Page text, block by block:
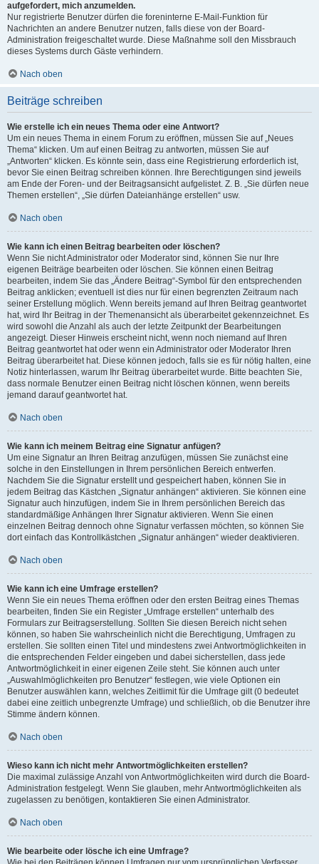
aufgefordert, mich anzumelden.
Nur registrierte Benutzer dürfen die foreninterne E-Mail-Funktion für
Nachrichten an andere Benutzer nutzen, falls diese von der Board-
Administration freigeschaltet wurde. Diese Maßnahme soll den Missbrauch
dieses Systems durch Gäste verhindern.
Nach oben
Beiträge schreiben
Wie erstelle ich ein neues Thema oder eine Antwort?
Um ein neues Thema in einem Forum zu eröffnen, müssen Sie auf „Neues
Thema“ klicken. Um auf einen Beitrag zu antworten, müssen Sie auf
„Antworten“ klicken. Es könnte sein, dass eine Registrierung erforderlich ist,
bevor Sie einen Beitrag schreiben können. Ihre Berechtigungen sind jeweils
am Ende der Foren- und der Beitragsansicht aufgelistet. Z. B. „Sie dürfen neue
Themen erstellen“, „Sie dürfen Dateianhänge erstellen“ usw.
Nach oben
Wie kann ich einen Beitrag bearbeiten oder löschen?
Wenn Sie nicht Administrator oder Moderator sind, können Sie nur Ihre
eigenen Beiträge bearbeiten oder löschen. Sie können einen Beitrag
bearbeiten, indem Sie das „Ändere Beitrag“-Symbol für den entsprechenden
Beitrag anklicken; eventuell ist dies nur für einen begrenzten Zeitraum nach
seiner Erstellung möglich. Wenn bereits jemand auf Ihren Beitrag geantwortet
hat, wird Ihr Beitrag in der Themenansicht als überarbeitet gekennzeichnet. Es
wird sowohl die Anzahl als auch der letzte Zeitpunkt der Bearbeitungen
angezeigt. Dieser Hinweis erscheint nicht, wenn noch niemand auf Ihren
Beitrag geantwortet hat oder wenn ein Administrator oder Moderator Ihren
Beitrag überarbeitet hat. Diese können jedoch, falls sie es für nötig halten, eine
Notiz hinterlassen, warum Ihr Beitrag überarbeitet wurde. Bitte beachten Sie,
dass normale Benutzer einen Beitrag nicht löschen können, wenn bereits
jemand darauf geantwortet hat.
Nach oben
Wie kann ich meinem Beitrag eine Signatur anfügen?
Um eine Signatur an Ihren Beitrag anzufügen, müssen Sie zunächst eine
solche in den Einstellungen in Ihrem persönlichen Bereich entwerfen.
Nachdem Sie die Signatur erstellt und gespeichert haben, können Sie in
jedem Beitrag das Kästchen „Signatur anhängen“ aktivieren. Sie können eine
Signatur auch hinzufügen, indem Sie in Ihrem persönlichen Bereich das
standardmäßige Anhängen Ihrer Signatur aktivieren. Wenn Sie einen
einzelnen Beitrag dennoch ohne Signatur verfassen möchten, so können Sie
dort einfach das Kontrollkästchen „Signatur anhängen“ wieder deaktivieren.
Nach oben
Wie kann ich eine Umfrage erstellen?
Wenn Sie ein neues Thema eröffnen oder den ersten Beitrag eines Themas
bearbeiten, finden Sie ein Register „Umfrage erstellen“ unterhalb des
Formulars zur Beitragserstellung. Sollten Sie diesen Bereich nicht sehen
können, so haben Sie wahrscheinlich nicht die Berechtigung, Umfragen zu
erstellen. Sie sollten einen Titel und mindestens zwei Antwortmöglichkeiten in
die entsprechenden Felder eingeben und dabei sicherstellen, dass jede
Antwortmöglichkeit in einer eigenen Zeile steht. Sie können auch unter
„Auswahlmöglichkeiten pro Benutzer“ festlegen, wie viele Optionen ein
Benutzer auswählen kann, welches Zeitlimit für die Umfrage gilt (0 bedeutet
dabei eine zeitlich unbegrenzte Umfrage) und schließlich, ob die Benutzer ihre
Stimme ändern können.
Nach oben
Wieso kann ich nicht mehr Antwortmöglichkeiten erstellen?
Die maximal zulässige Anzahl von Antwortmöglichkeiten wird durch die Board-
Administration festgelegt. Wenn Sie glauben, mehr Antwortmöglichkeiten als
zugelassen zu benötigen, kontaktieren Sie einen Administrator.
Nach oben
Wie bearbeite oder lösche ich eine Umfrage?